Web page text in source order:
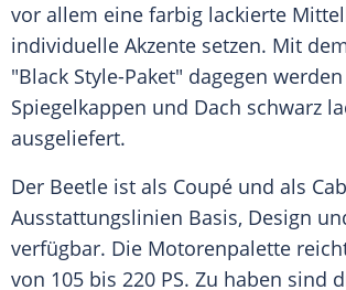
vor allem eine farbig lackierte
individuelle Akzente setzen. Mit
"Black Style-Paket" dagegen werden
Spiegelkappen und Dach schwarz
ausgeliefert.
Der Beetle ist als Coupé und als
Ausstattungslinien Basis, Design
verfügbar. Die Motorenpalette
von 105 bis 220 PS. Zu haben sind